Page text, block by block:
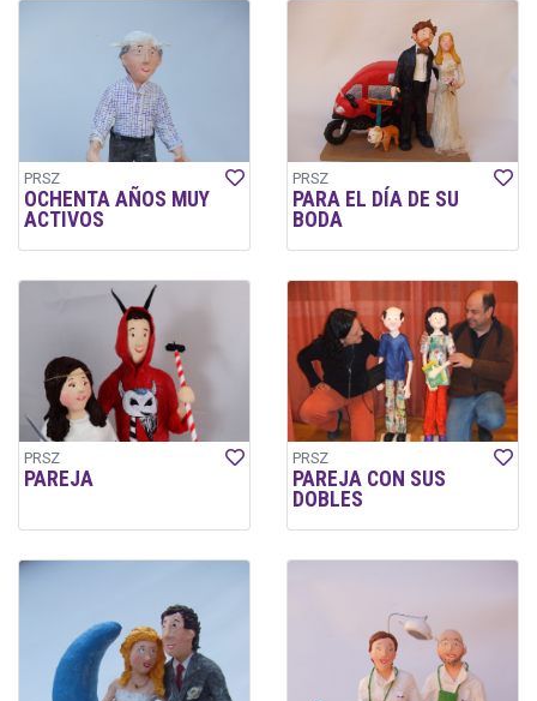
PRSZ
OCHENTA AÑOS MUY
ACTIVOS
PRSZ
PARA EL DÍA DE SU
BODA
PRSZ
PAREJA
PRSZ
PAREJA CON SUS
DOBLES